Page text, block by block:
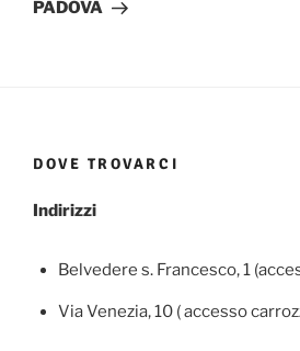
PADOVA
DOVE TROVARCI
Indirizzi
Belvedere s. Francesco, 1
Via Venezia, 10 ( accesso